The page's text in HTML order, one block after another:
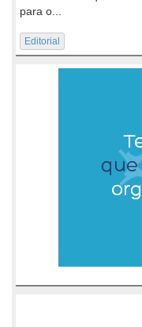
para o...
Editorial